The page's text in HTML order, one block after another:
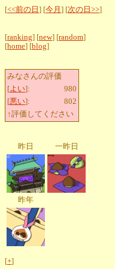
[<<前の日 ] [今月 ] [次の日>>]
[ranking] [new] [random]
[home] [blog]
みなさんの評価
[よい]:
980
[悪い]:
802
↑評価してください
昨日 一昨日
昨年
[+]